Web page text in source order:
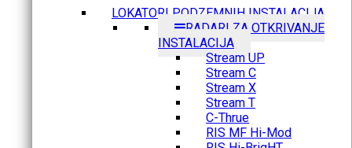
LOKATORI PODZEMNIH INSTALACIJA
RADARI ZA OTKRIVANJE
INSTALACIJA
Stream UP
Stream C
Stream X
Stream T
C-Thrue
RIS MF Hi-Mod